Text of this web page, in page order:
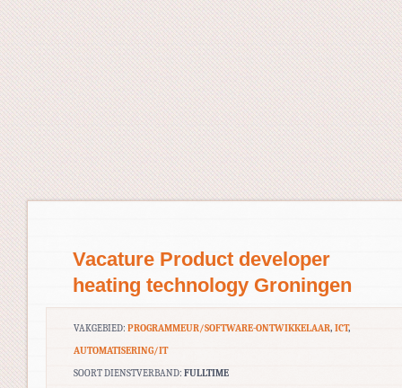
Vacature Product developer
heating technology Groningen
VAKGEBIED: PROGRAMMEUR/SOFTWARE-ONTWIKKELAAR, ICT,
AUTOMATISERING/IT
SOORT DIENSTVERBAND: FULLTIME